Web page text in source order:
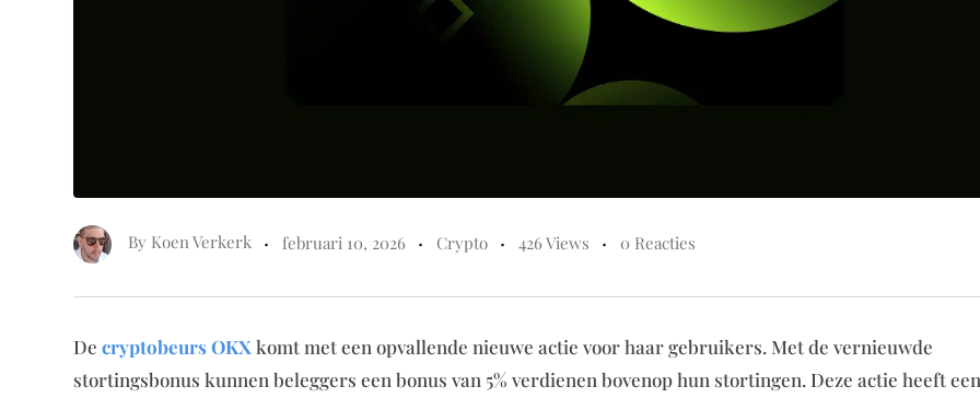
By Koen Verkerk februari 10, 2026 Crypto 426 Views 0 Reacties
De cryptobeurs OKX komt met een opvallende nieuwe actie voor haar gebruikers. Met de vernieuwde
stortingsbonus kunnen beleggers een bonus van 5% verdienen bovenop hun stortingen. Deze actie heeft een